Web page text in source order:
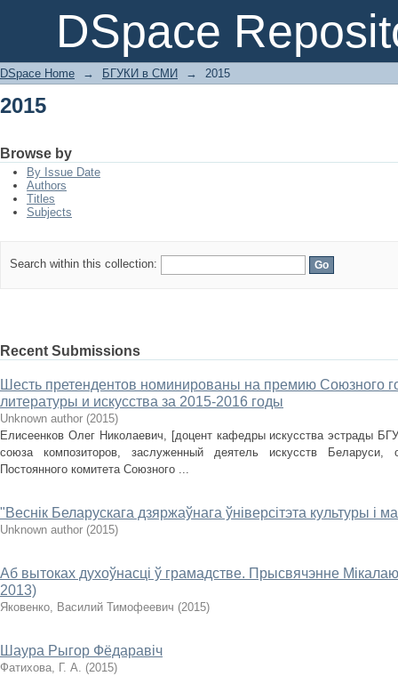
DSpace
DSpace Home → БГУКИ в СМИ → 2015
2015
Browse by
By Issue Date
Authors
Titles
Subjects
Search within this collection:
Recent Submissions
Шесть претендентов номинированы на премию Союзного
литературы и искусства за 2015-2016 годы
Unknown author (2015)
Елисеенков Олег Николаевич, [доцент кафедры искусства эстрады
союза композиторов, заслуженный деятель искусств Беларуси,
Постоянного комитета Союзного ...
"Веснік Беларускага дзяржаўнага ўніверсітэта культуры і
Unknown author (2015)
Аб вытоках духоўнасці ў грамадстве. Прысвячэнне Мікалаю
2013)
Яковенко, Василий Тимофеевич (2015)
Шаура Рыгор Фёдаравіч
Фатихова, Г. А. (2015)